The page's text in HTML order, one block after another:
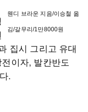
웬디 브라운 지음/이승철 옮
김/갈무리/1만8000원
집시 그리고 유대
이자, 발칸반도
.